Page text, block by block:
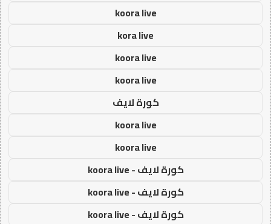
koora live
kora live
koora live
koora live
كورة لايف
koora live
koora live
كورة لايف - koora live
كورة لايف - koora live
كورة لايف - koora live